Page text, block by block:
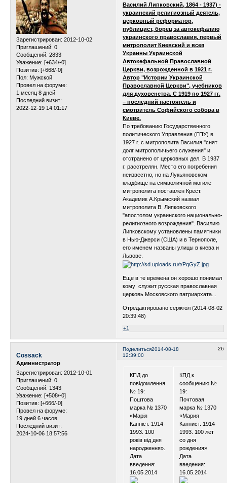
Зарегистрирован: 2012-10-02
Приглашений: 0
Сообщений: 2833
Уважение: [+634/-0]
Позитив: [+668/-0]
Пол: Мужской
Провел на форуме:
1 месяц 8 дней
Последний визит:
2022-12-19 14:01:17
Василий Липковский, 1864 - 1937) -
украинский религиозный деятель,
церковный реформатор,
публицист, борец за автокефалию
украинского православия, первый
митрополит Киевский и всея
Украины Украинской
Автокефальной Православной
Церкви, возрожденной в 1921 г.
Автор "Истории Украинской
Православной Церкви", учебников
для духовенства. С 1919 по 1927 гг.
– последний настоятель и
смотритель Софийского собора в
Киеве.
По требованию Государственного
политического Управления (ГПУ) в
1927 г. с митрополита Василия "снят
долг митрополичьего служения" и
отстранено от церковных дел. В 1937
г. расстрелян. Место его погребения
неизвестно, но на Лукьяновском
кладбище на символичной могиле
митрополита поставлен Крест.
Академик А.Крымский назвал
митрополита В. Липковского
"апостолом украинского национально-
религиозного возрождения". Василию
Липковскому установлены памятники
в Нью-Джерси (США) и в Тернополе,
его именем названы улицы в киева и
Львове.
Еще в те времена он хорошо понимал
кому служит русская православная
церковь Московского патриархата...
Отредактировано сержгол (2014-08-02
20:39:48)
+1
Поделиться 26
2014-08-18
12:39:00
Cossack
Администратор
Зарегистрирован: 2012-10-01
Приглашений: 0
Сообщений: 1343
Уважение: [+508/-0]
Позитив: [+666/-0]
Провел на форуме:
19 дней 6 часов
Последний визит:
2024-10-06 18:57:56
КПД до
повідомлення
№ 19:
Поштова
марка № 1370
«Марія
Капніст. 1914-
1993. 100
років від дня
народження».
Дата
введення:
16.05.2014
КПД к
сообщению №
19:
Почтовая
марка № 1370
«Мария
Капнист. 1914-
1993. 100 лет
со дня
рождения».
Дата
введения:
16.05.2014